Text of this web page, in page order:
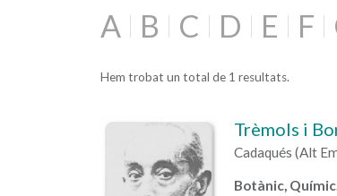
A B C D E F
Hem trobat un total de 1 resultats.
Trèmols i
Cadaqués (Alt
Botànic,